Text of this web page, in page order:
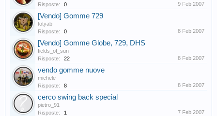
Risposte:
0 9 Feb 2007
[Vendo] Gomme 729
totyab
Risposte:
0 8 Feb 2007
[Vendo] Gomme Globe, 729, DHS
fields_of_sun
Risposte:
22 8 Feb 2007
vendo gomme nuove
michele
Risposte:
8 8 Feb 2007
cerco swing back special
pietro_91
Risposte:
1 7 Feb 2007